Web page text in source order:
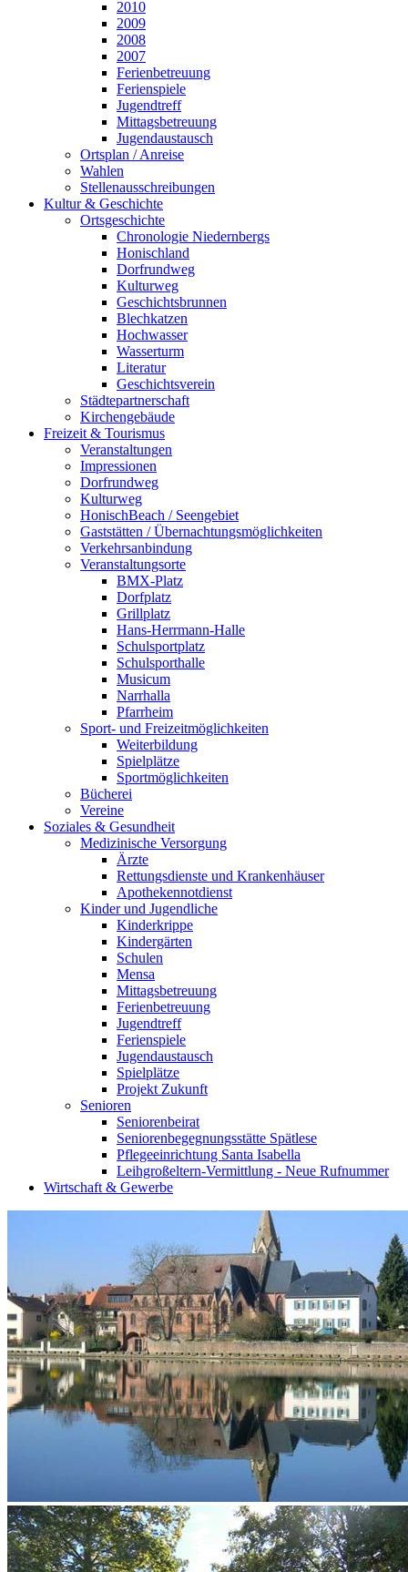
2010
2009
2008
2007
Ferienbetreuung
Ferienspiele
Jugendtreff
Mittagsbetreuung
Jugendaustausch
Ortsplan / Anreise
Wahlen
Stellenausschreibungen
Kultur & Geschichte
Ortsgeschichte
Chronologie Niedernbergs
Honischland
Dorfrundweg
Kulturweg
Geschichtsbrunnen
Blechkatzen
Hochwasser
Wasserturm
Literatur
Geschichtsverein
Städtepartnerschaft
Kirchengebäude
Freizeit & Tourismus
Veranstaltungen
Impressionen
Dorfrundweg
Kulturweg
HonischBeach / Seengebiet
Gaststätten / Übernachtungsmöglichkeiten
Verkehrsanbindung
Veranstaltungsorte
BMX-Platz
Dorfplatz
Grillplatz
Hans-Herrmann-Halle
Schulsportplatz
Schulsporthalle
Musicum
Narrhalla
Pfarrheim
Sport- und Freizeitmöglichkeiten
Weiterbildung
Spielplätze
Sportmöglichkeiten
Bücherei
Vereine
Soziales & Gesundheit
Medizinische Versorgung
Ärzte
Rettungsdienste und Krankenhäuser
Apothekennotdienst
Kinder und Jugendliche
Kinderkrippe
Kindergärten
Schulen
Mensa
Mittagsbetreuung
Ferienbetreuung
Jugendtreff
Ferienspiele
Jugendaustausch
Spielplätze
Projekt Zukunft
Senioren
Seniorenbeirat
Seniorenbegegnungsstätte Spätlese
Pflegeeinrichtung Santa Isabella
Leihgroßeltern-Vermittlung - Neue Rufnummer
Wirtschaft & Gewerbe